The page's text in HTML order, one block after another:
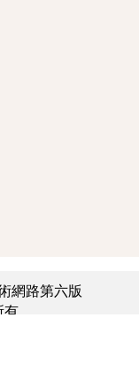
網路第六版
有